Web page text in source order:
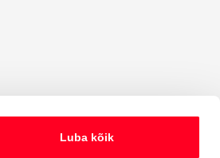
Luba kõik